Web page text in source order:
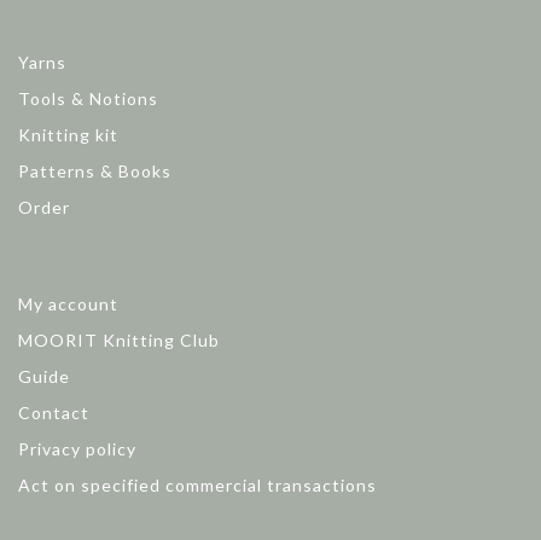
Yarns
Tools & Notions
Knitting kit
Patterns & Books
Order
My account
MOORIT Knitting Club
Guide
Contact
Privacy policy
Act on specified commercial transactions